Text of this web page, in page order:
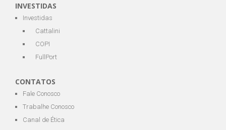
INVESTIDAS
Investidas
Cattalini
COPI
FullPort
CONTATOS
Fale Conosco
Trabalhe Conosco
Canal de Ética